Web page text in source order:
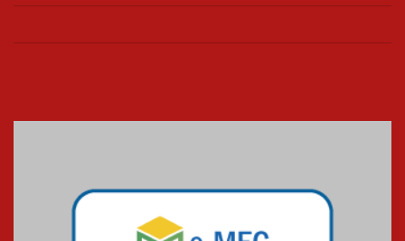
Mackenzie mobiliza campanha
solidária para apoiar famílias em